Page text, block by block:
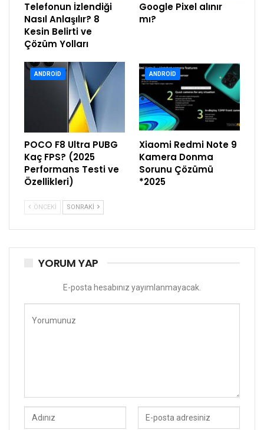
Telefonun İzlendiği
Nasıl Anlaşılır? 8
Kesin Belirti ve
Çözüm Yolları
Google Pixel alınır
mı?
ANDROID
POCO F8 Ultra PUBG
Kaç FPS? (2025
Performans Testi ve
Özellikleri)
ANDROID
Xiaomi Redmi Note 9
Kamera Donma
Sorunu Çözümü
*2025
ÖNCEKI SONRAKI
YORUM YAP
E-posta hesabınız yayımlanmayacak.